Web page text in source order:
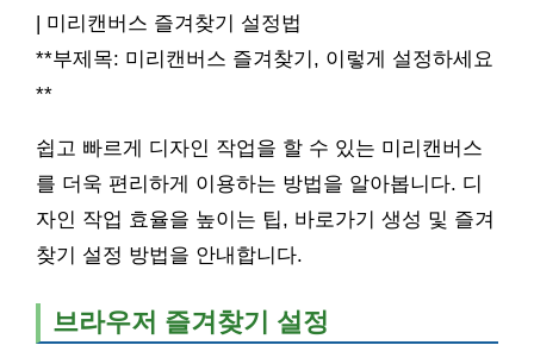
| 미리캔버스 즐겨찾기 설정법
**부제목: 미리캔버스 즐겨찾기, 이렇게 설정하세요
**
쉽고 빠르게 디자인 작업을 할 수 있는 미리캔버스
를 더욱 편리하게 이용하는 방법을 알아봅니다. 디
자인 작업 효율을 높이는 팁, 바로가기 생성 및 즐겨
찾기 설정 방법을 안내합니다.
브라우저 즐겨찾기 설정